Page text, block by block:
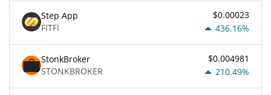
Step App
FITFI
$0.00023
436.16%
StonkBroker
STONKBROKER
$0.004981
210.49%